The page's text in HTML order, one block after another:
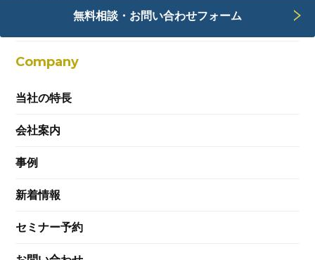
無料相談・お問い合わせフォーム
Webサービス
Company
当社の特長
会社案内
事例
新着情報
セミナー予約